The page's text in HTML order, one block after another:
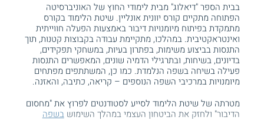
בבית הספר "דיאלוג" מבית לימודי החוץ של האוניברסיטה
הפתוחה מתקיים קורס יוונית אונליין. שיטת הלימוד בקורס
מתמקדת בפיתוח מיומנויות דיבור באמצעות הפעלה חווייתית
ואינטראקטיבית. במהלכו, מתקיימת עבודה בקבוצות קטנות, תוך
התנסות בביצוע משימות, בפתרון בעיות, במשחקי תפקידים,
בדיונים, בשיחות, ובתרגילי הדמיה שונים, המאפשרים התנסות
פעילה בשיחה בשפה הנלמדת. כמו כן, המשתתפים מפתחים
מיומנויות במרכיבי השפה הנוספים – קריאה, כתיבה, והאזנה.
מטרתה של שיטת הלימוד לסייע לסטודנטים לפרוץ את "מחסום
הדיבור" ולחזק את הביטחון העצמי במהלך השימושבשפה